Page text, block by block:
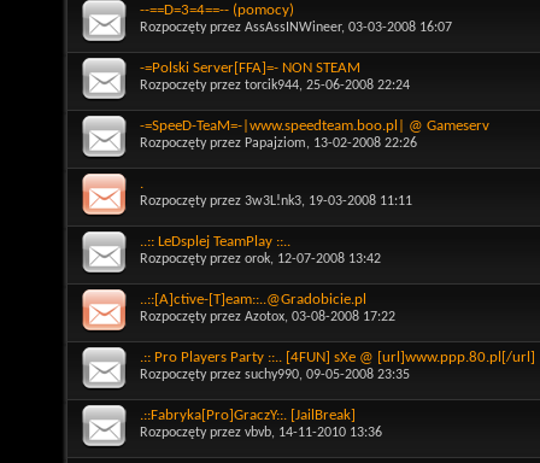
--==D=3=4==-- (pomocy)
Rozpoczęty przez AssAssINWineer, 03-03-2008 16:07
-=Polski Server[FFA]=- NON STEAM
Rozpoczęty przez torcik944, 25-06-2008 22:24
-=SpeeD-TeaM=-|www.speedteam.boo.pl| @ Gameserv
Rozpoczęty przez Papajziom, 13-02-2008 22:26
.
Rozpoczęty przez 3w3L!nk3, 19-03-2008 11:11
..:: LeDsplej TeamPlay ::..
Rozpoczęty przez orok, 12-07-2008 13:42
..::[A]ctive-[T]eam::..@Gradobicie.pl
Rozpoczęty przez Azotox, 03-08-2008 17:22
.:: Pro Players Party ::.. [4FUN] sXe @ [url]www.ppp.80.pl[/url]
Rozpoczęty przez suchy990, 09-05-2008 23:35
.::Fabryka[Pro]GraczY::. [JailBreak]
Rozpoczęty przez vbvb, 14-11-2010 13:36